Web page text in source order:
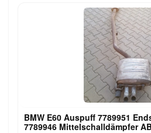
BMW E60 Auspuff 7789951
7789946 Mittelschalldämpfer